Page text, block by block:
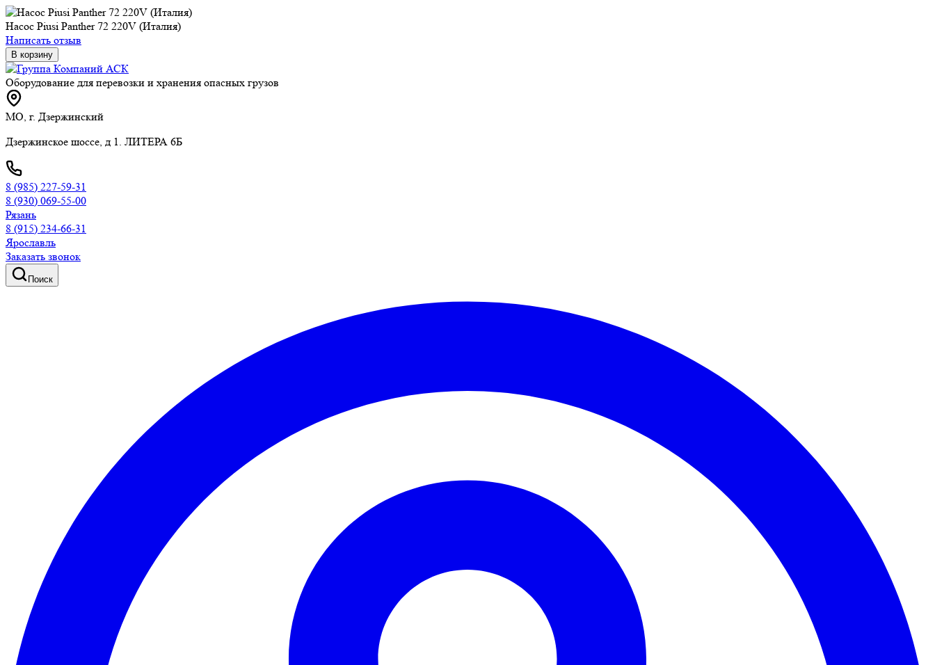
Насос Piusi Panther 72 220V (Италия)
Написать отзыв
В корзину
Оборудование для перевозки и хранения опасных грузов
МО, г. Дзержинский
Дзержинское шоссе, д 1. ЛИТЕРА 6Б
8 (985) 227-59-31
8 (930) 069-55-00
Рязань
8 (915) 234-66-31
Ярославль
Заказать звонок
Поиск